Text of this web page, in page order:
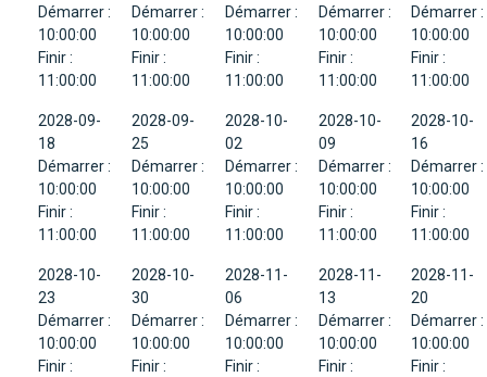
Démarrer :
10:00:00
Finir :
11:00:00
Démarrer :
10:00:00
Finir :
11:00:00
Démarrer :
10:00:00
Finir :
11:00:00
Démarrer :
10:00:00
Finir :
11:00:00
Démarrer :
10:00:00
Finir :
11:00:00
2028-09-
18
Démarrer :
10:00:00
Finir :
11:00:00
2028-09-
25
Démarrer :
10:00:00
Finir :
11:00:00
2028-10-
02
Démarrer :
10:00:00
Finir :
11:00:00
2028-10-
09
Démarrer :
10:00:00
Finir :
11:00:00
2028-10-
16
Démarrer :
10:00:00
Finir :
11:00:00
2028-10-
23
Démarrer :
10:00:00
Finir :
2028-10-
30
Démarrer :
10:00:00
Finir :
2028-11-
06
Démarrer :
10:00:00
Finir :
2028-11-
13
Démarrer :
10:00:00
Finir :
2028-11-
20
Démarrer :
10:00:00
Finir :